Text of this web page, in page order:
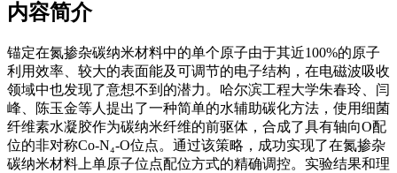
内容简介
锚定在氮掺杂碳纳米材料中的单个原子由于其近100%的原子
利用效率、较大的表面能及可调节的电子结构，在电磁波吸收
领域中也发现了意想不到的潜力。哈尔滨工程大学朱春玲、闫
峰、陈玉金等人提出了一种简单的水辅助碳化方法，使用细菌
纤维素水凝胶作为碳纳米纤维的前驱体，合成了具有轴向O配
位的非对称Co-N₄-O位点。通过该策略，成功实现了在氮掺杂
碳纳米材料上单原子位点配位方式的精确调控。实验结果和理